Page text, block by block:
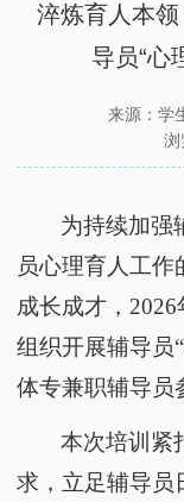
淬炼育人本
导员“心
来源：学
浏
为持续加强
员心理育人工
成长成才，
组织开展辅导员
体专兼职辅导员
本次培训紧
求，立足辅导员